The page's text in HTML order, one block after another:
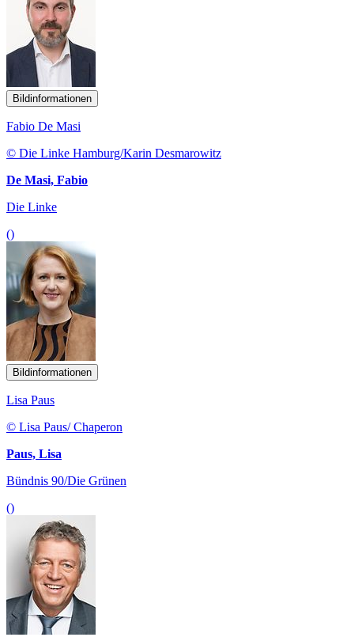
Bildinformationen
Fabio De Masi
© Die Linke Hamburg/Karin Desmarowitz
De Masi, Fabio
Die Linke
()
Bildinformationen
Lisa Paus
© Lisa Paus/ Chaperon
Paus, Lisa
Bündnis 90/Die Grünen
()